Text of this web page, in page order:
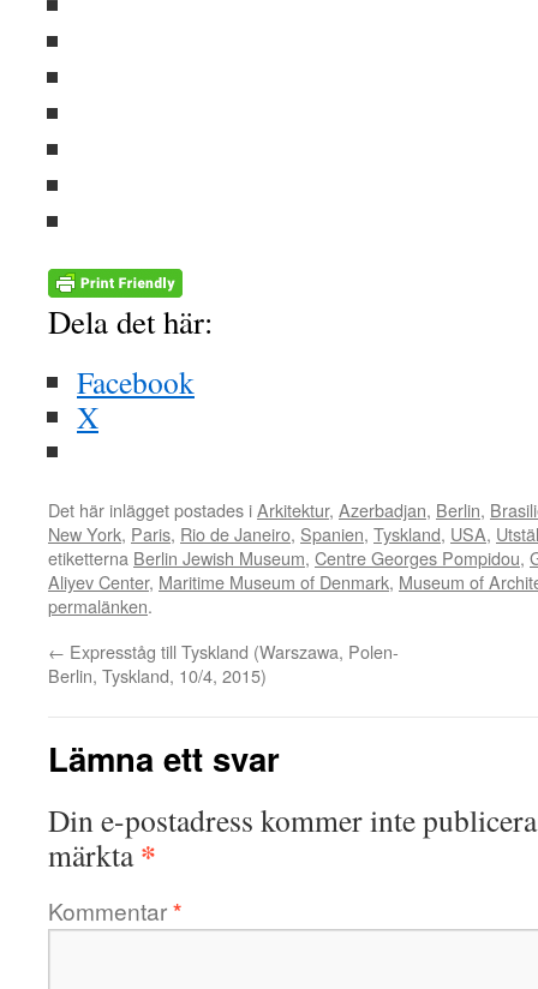
Dela det här:
Facebook
X
Det här inlägget postades iArkitektur, Azerbadjan, Berlin,
New York, Paris, Rio de Janeiro, Spanien, Tyskland, USA,
etiketterna Berlin Jewish Museum, Centre Georges Pompidou,
Aliyev Center, Maritime Museum of Denmark, Museum of
permalänken.
← Expresståg till Tyskland (Warszawa, Polen-
Berlin, Tyskland, 10/4, 2015)
Lämna ett svar
Din e-postadress kommer inte
märkta*
Kommentar*